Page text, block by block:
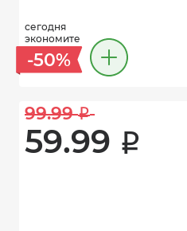
сегодня
экономите
-50%
99.99 i
59.99 i